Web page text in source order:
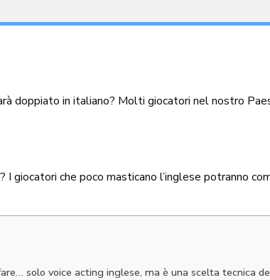
doppiato in italiano? Molti giocatori nel nostro
I giocatori che poco masticano l’inglese potranno
solo voice acting inglese, ma è una scelta tecnica